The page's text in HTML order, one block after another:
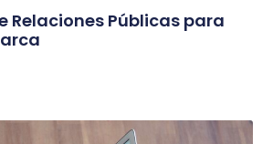
Relaciones Públicas para